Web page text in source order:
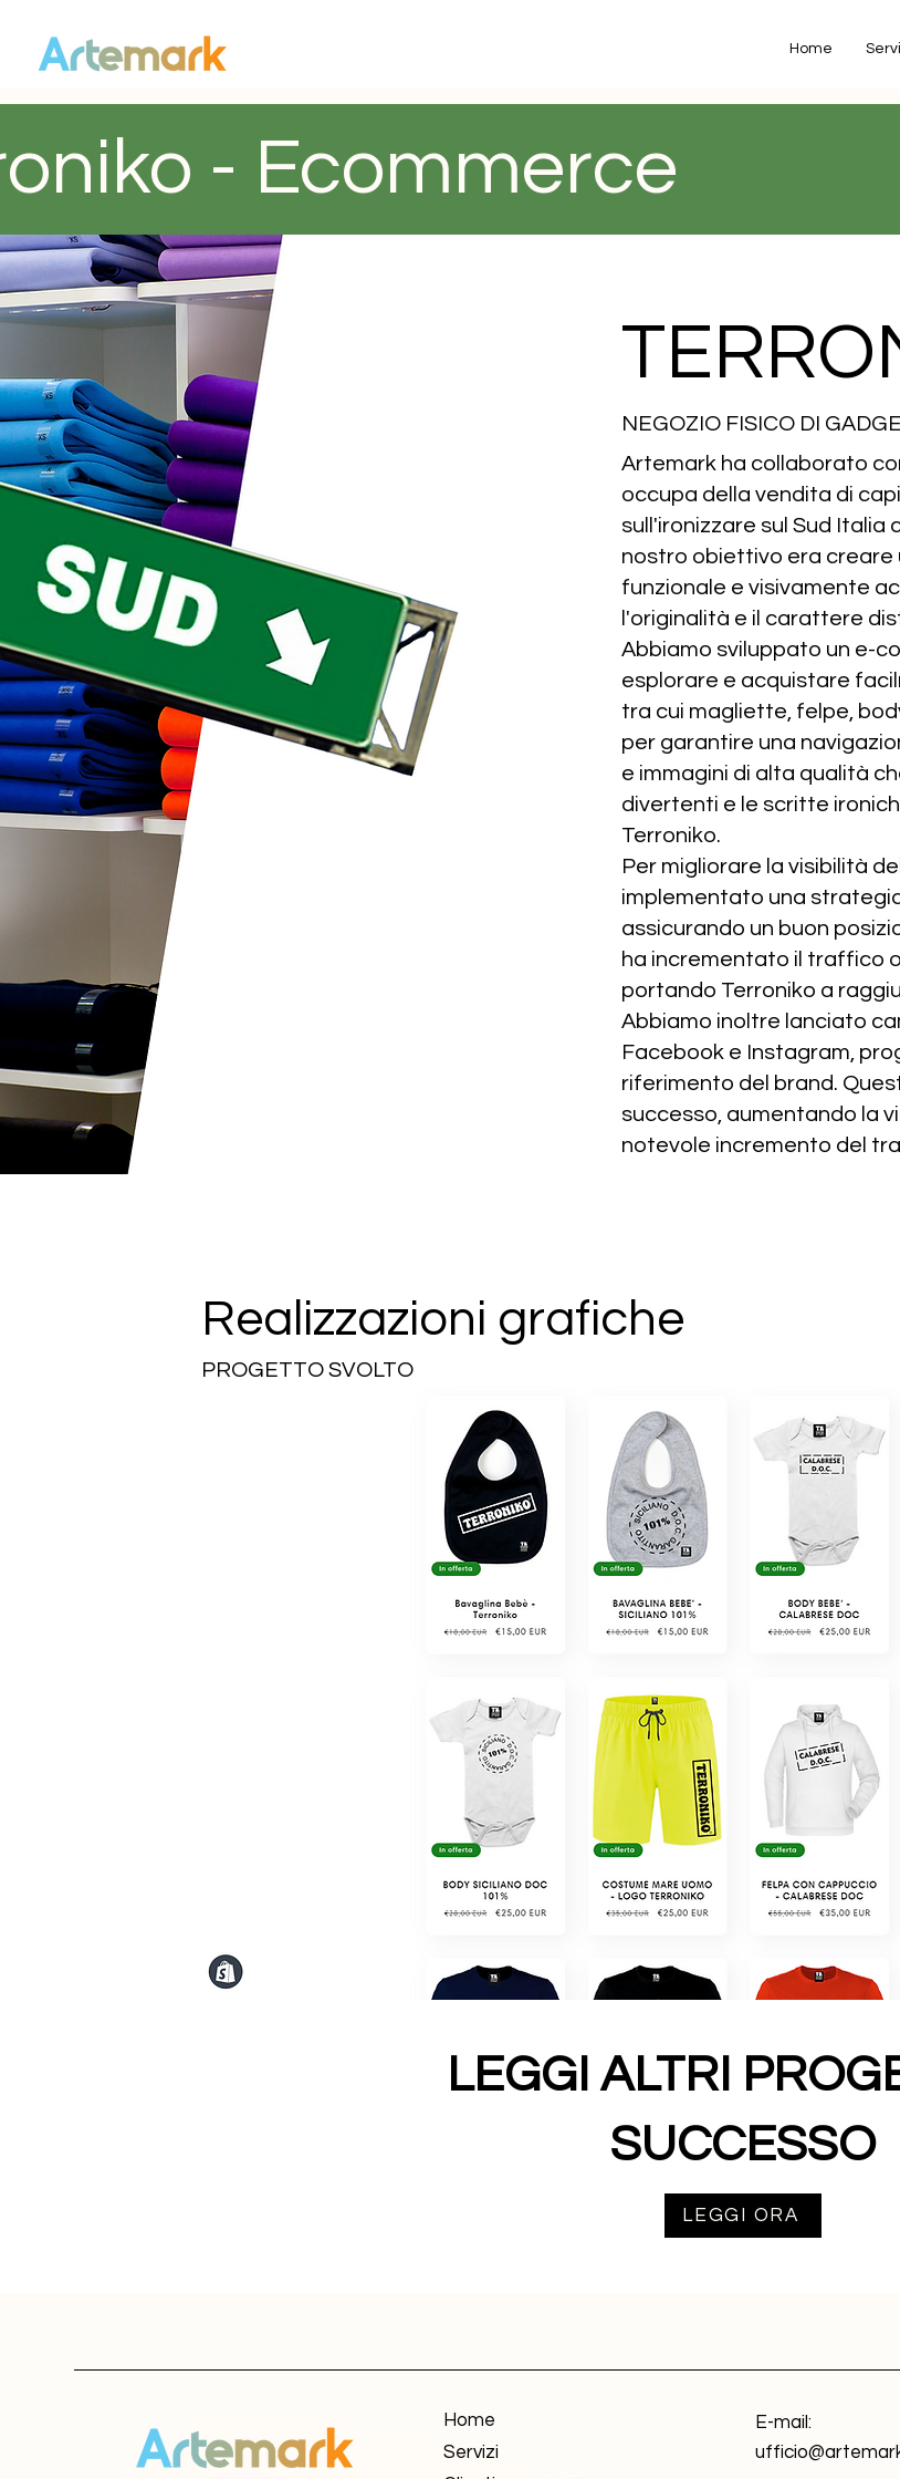
Home
- Ecommerce
NEGOZIO FISICO DI
Artemark ha collaborato
occupa della vendita di
sull'ironizzare sul Sud Italia
nostro obiettivo era
funzionale e visivamente
l'originalità e il carattere
Abbiamo sviluppato un e-
esplorare e acquistare
tra cui magliette, felpe,
per garantire una
e immagini di alta qualità
divertenti e le scritte
Terroniko.
Per migliorare la visibilità
implementato una
assicurando un buon
ha incrementato il traffico
portando Terroniko a
Abbiamo inoltre lanciato
Facebook e Instagram,
riferimento del brand.
successo, aumentando la
notevole incremento del
Realizzazioni grafiche
PROGETTO SVOLTO
LEGGI ALTRI
SUCCESSO
LEGGI ORA
Home
Servizi
E-mail: